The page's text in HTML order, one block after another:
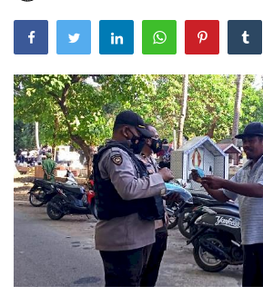
Lantas
Mitra Polisi
Jurnal Kamtibmas
Giat Ops